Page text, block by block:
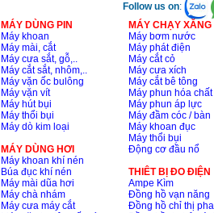
Follow us on:
MÁY DÙNG PIN
Máy khoan
Máy mài, cắt
Máy cưa sắt, gỗ,..
Máy cắt sắt, nhôm,..
Máy vặn ốc bulông
Máy vặn vít
Máy hút bụi
Máy thổi bụi
Máy dò kim loại
MÁY DÙNG HƠI
Máy khoan khí nén
Búa đục khí nén
Máy mài dũa hơi
Máy chà nhám
Máy cưa máy cắt
MÁY CHẠY
Máy bơm nước
Máy phát điện
Máy cắt cỏ
Máy cưa xích
Máy cắt bê tông
Máy phun hóa chất
Máy phun áp lực
Máy đầm cóc / bàn
Máy khoan đục
Máy thổi bụi
Động cơ đầu nổ
THIÊT BỊ ĐO ĐIỆN
Ampe Kìm
Đồng hồ vạn năng
Đồng hồ chỉ thị pha